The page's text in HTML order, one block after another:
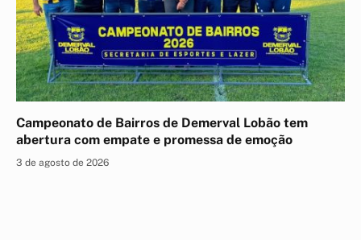
Campeonato de Bairros de Demerval Lobão tem
abertura com empate e promessa de emoção
3 de agosto de 2026